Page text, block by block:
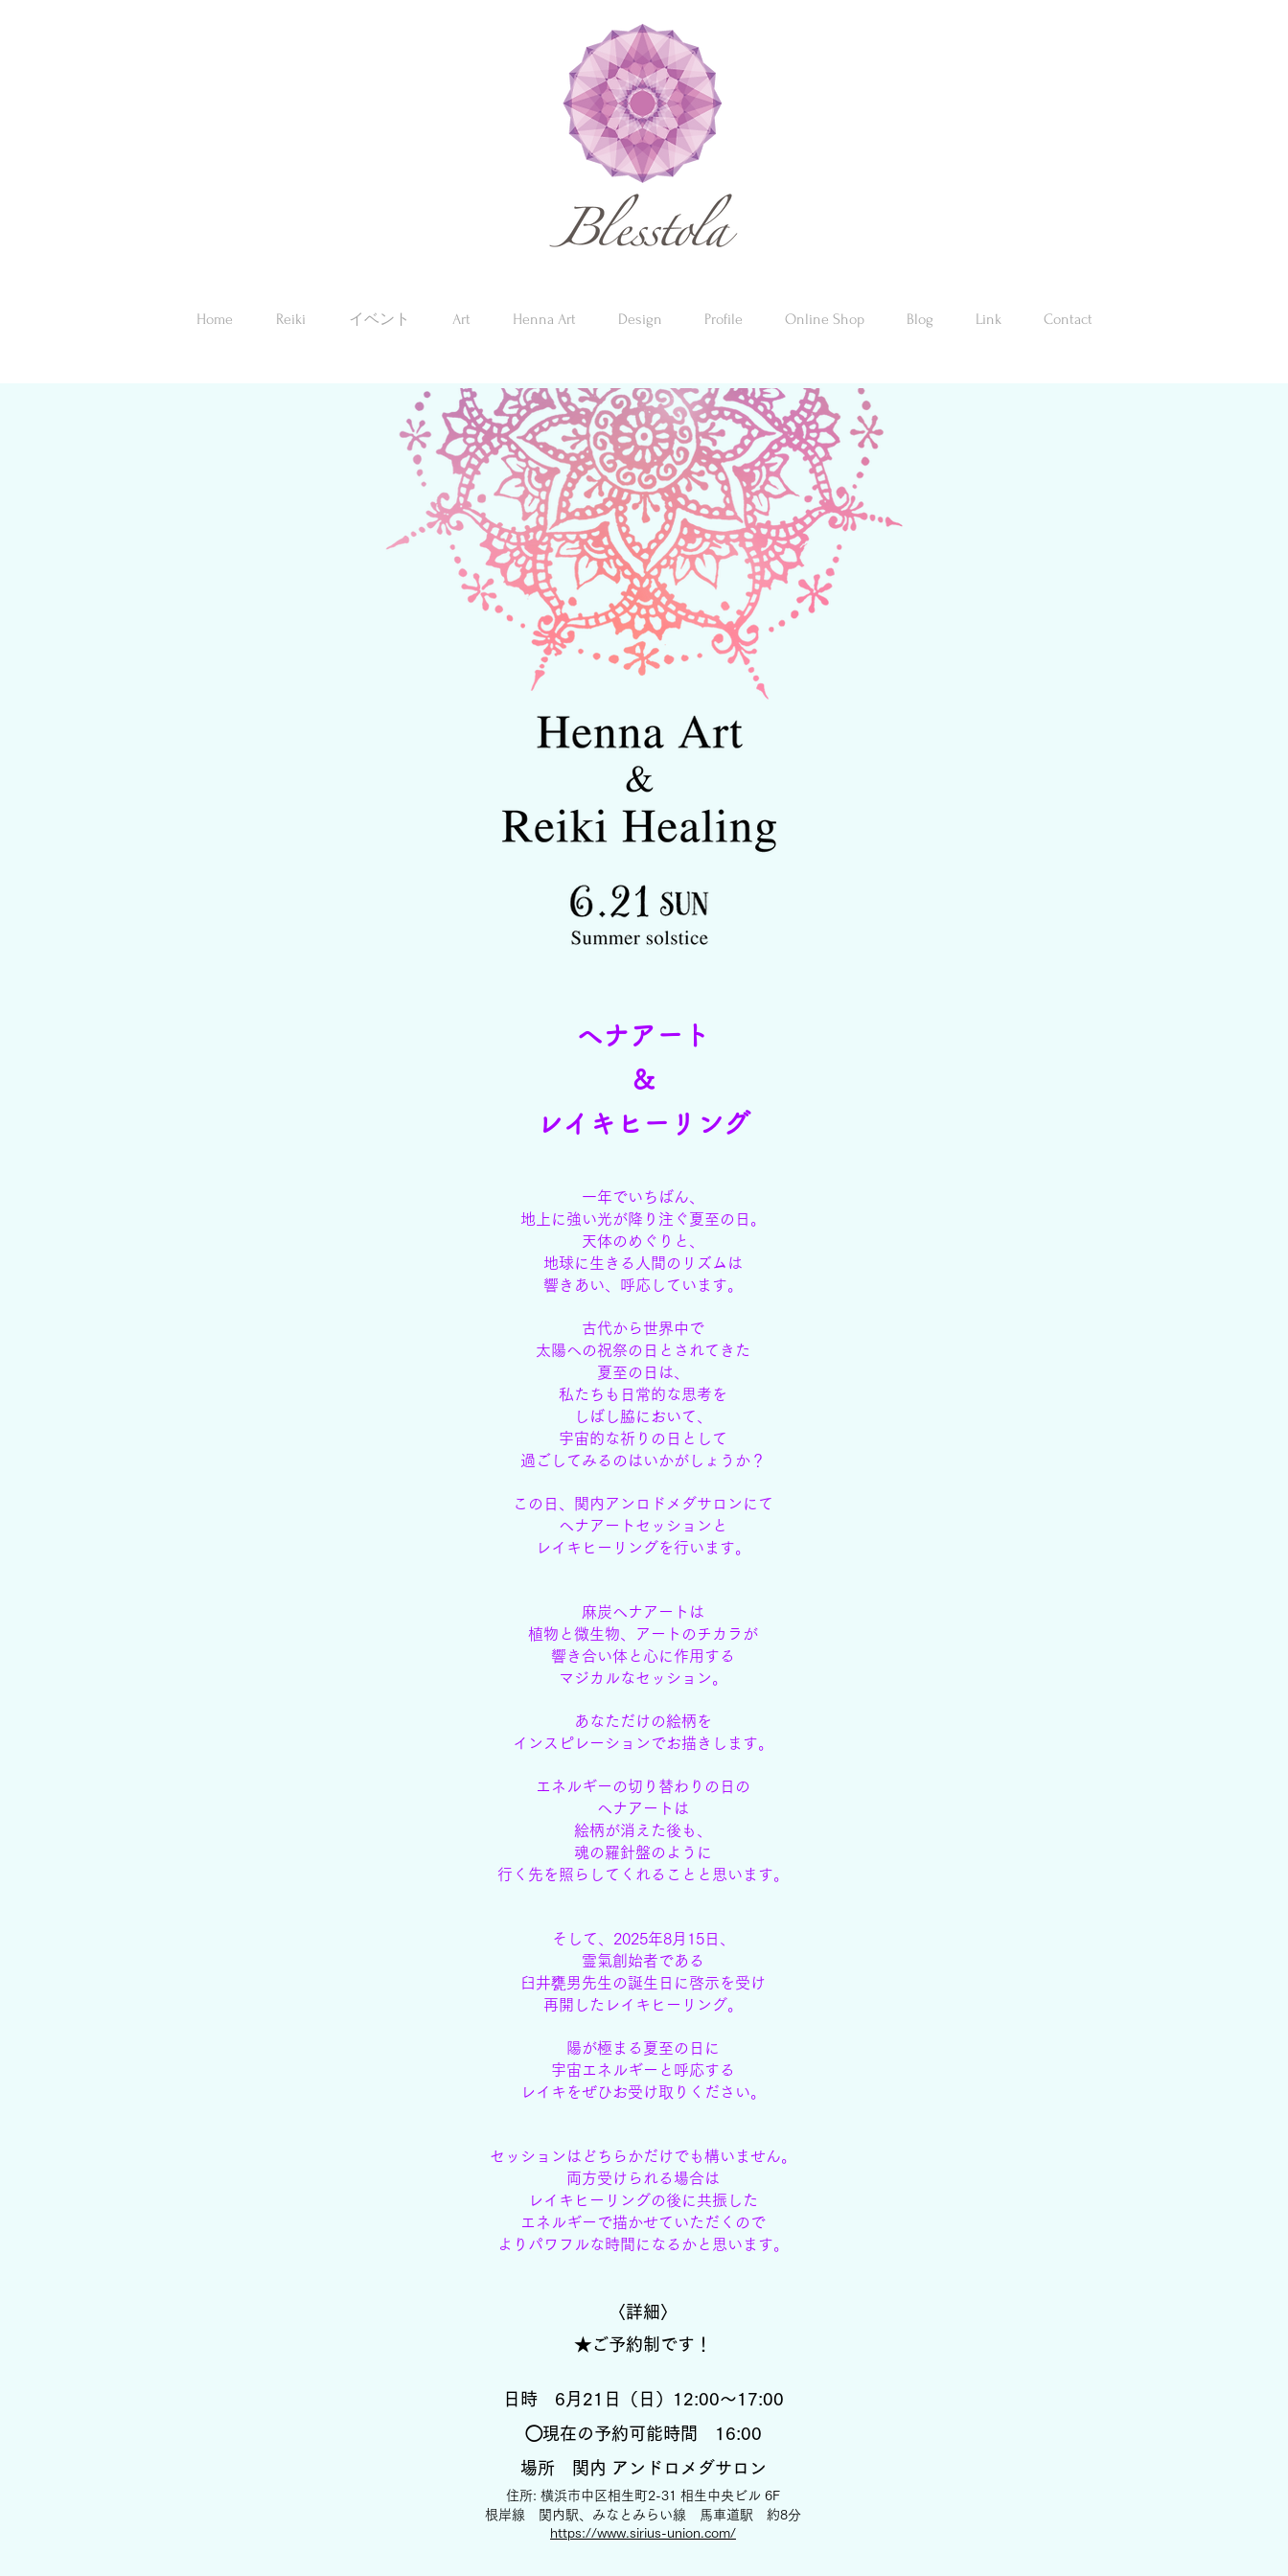
Home Reiki イベント Art Henna Art Design Profile Online Shop Blog Link Contact
ヘナアート
&
レイキヒーリング
一年でいちばん、
地 上に強い光が降り注ぐ夏至の日。
天体のめぐりと、
地球に生きる人間のリズムは
響きあい、呼応しています。
古代から世界中で
太陽への祝祭の日とされてきた
夏至の日は、
私たちも日常的な思考を
しばし脇において、
宇宙的な祈りの日として
過ごしてみるのはいかがしょうか？
この日、関内アンロドメダサロンにて
ヘナアートセッションと
レイキヒーリングを行います。
麻炭ヘナアートは
植物と微生物、アートのチカラが
響き合い体と心に作用する
マジカルなセッション。
あなただけの絵柄を
インスピレーションでお描きします。
エネルギーの切り替わりの日の
ヘナアートは
絵柄が消えた後も、
魂の羅針盤のように
行く先を照らしてくれることと思います。
そして、2025年8月15日、
霊氣創始者である
臼井甕男先生の誕生日に 啓示を受け
再開したレイキヒーリング。
陽が極まる夏至の日に
宇宙エネルギーと呼応する
レイキをぜひお受け取りください。
セッションはどちらかだけでも構いません。
両方受けられる場合は
レイキヒーリングの後に 共振した
エネルギーで描かせていただくので
よりパワフルな時間になるかと思います。
〈詳細〉
★ご予約制です！
日時 6月21日（日）12:00〜17:00
◯現在の予約可能時間 16:00
場所 関内 アンドロメダサロン
住所: 横浜市中区相生町2-31 相生中央ビル 6F
根岸線 関内駅、みなとみらい線 馬車道駅 約8分
https://www.sirius-union.com/